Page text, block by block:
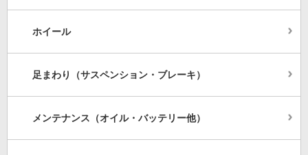
ホイール
足まわり（サスペンション・ブレーキ）
メンテナンス（オイル・バッテリー他）